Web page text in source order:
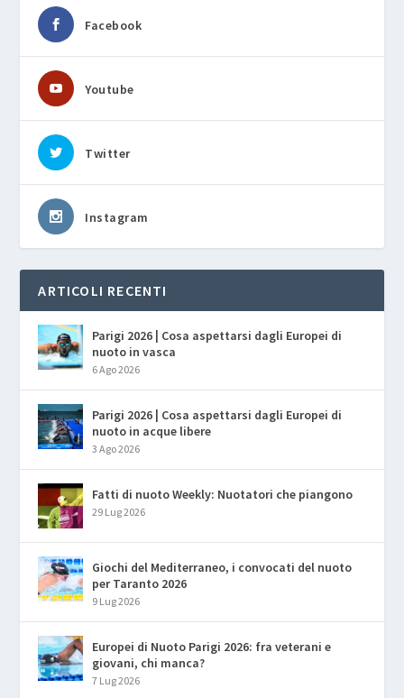
Facebook
Youtube
Twitter
Instagram
ARTICOLI RECENTI
Parigi 2026 | Cosa aspettarsi dagli Europei di
nuoto in vasca
6 Ago 2026
Parigi 2026 | Cosa aspettarsi dagli Europei di
nuoto in acque libere
3 Ago 2026
Fatti di nuoto Weekly: Nuotatori che piangono
29 Lug 2026
Giochi del Mediterraneo, i convocati del nuoto
per Taranto 2026
9 Lug 2026
Europei di Nuoto Parigi 2026: fra veterani e
giovani, chi manca?
7 Lug 2026